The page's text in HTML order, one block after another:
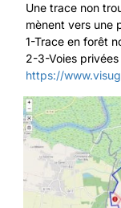
Une trace non
mènent vers une
1-Trace en forêt
2-3-Voies privées
https://